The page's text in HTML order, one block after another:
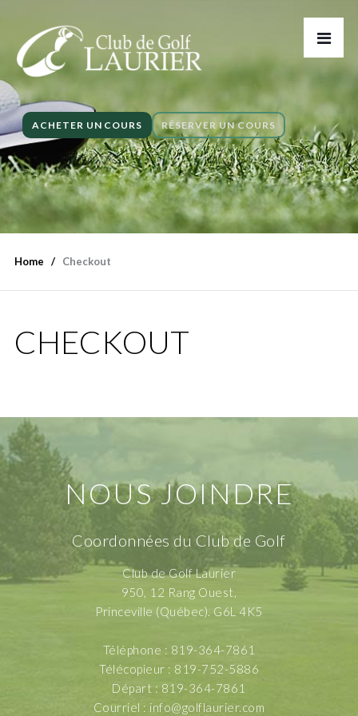
ACHETER UN COURS RÉSERVER UN COURS
Home Checkout
CHECKOUT
NOUS JOINDRE
Coordonnées du Club de Golf
Club de Golf Laurier
950, 12 Rang Ouest,
Princeville (Québec). G6L 4K5
Téléphone : 819-364-7861
Télécopieur : 819-752-5886
Départ : 819-364-7861
Courriel : info@golflaurier.com